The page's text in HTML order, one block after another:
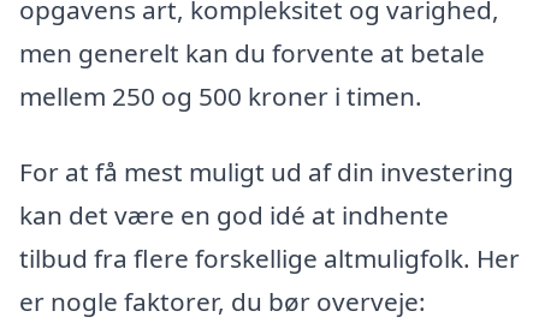
opgavens art, kompleksitet og varighed,
men generelt kan du forvente at betale
mellem 250 og 500 kroner i timen.
For at få mest muligt ud af din investering
kan det være en god idé at indhente
tilbud fra flere forskellige altmuligfolk. Her
er nogle faktorer, du bør overveje: